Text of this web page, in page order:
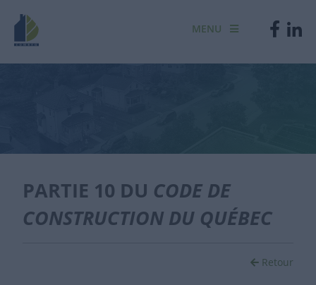
MENU
PARTIE 10 DU CODE DE
CONSTRUCTION DU QUÉBEC
Retour